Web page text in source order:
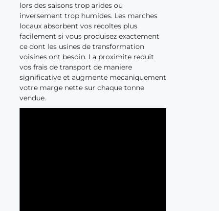
lors des saisons trop arides ou
inversement trop humides. Les marches
locaux absorbent vos recoltes plus
facilement si vous produisez exactement
ce dont les usines de transformation
voisines ont besoin. La proximite reduit
vos frais de transport de maniere
significative et augmente mecaniquement
votre marge nette sur chaque tonne
vendue.